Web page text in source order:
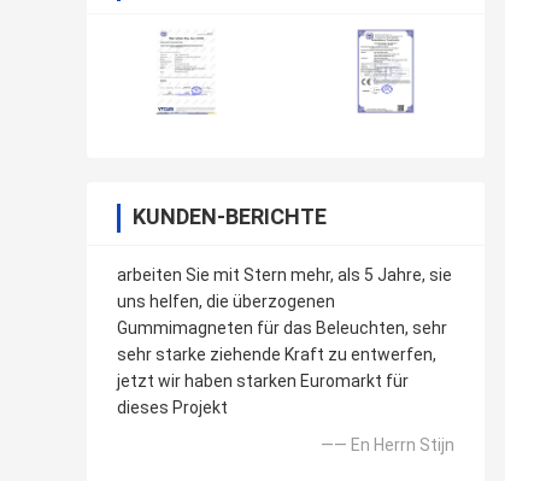
KUNDEN-BERICHTE
arbeiten Sie mit Stern mehr, als 5 Jahre, sie
uns helfen, die überzogenen
Gummimagneten für das Beleuchten, sehr
sehr starke ziehende Kraft zu entwerfen,
jetzt wir haben starken Euromarkt für
dieses Projekt
—— En Herrn Stijn